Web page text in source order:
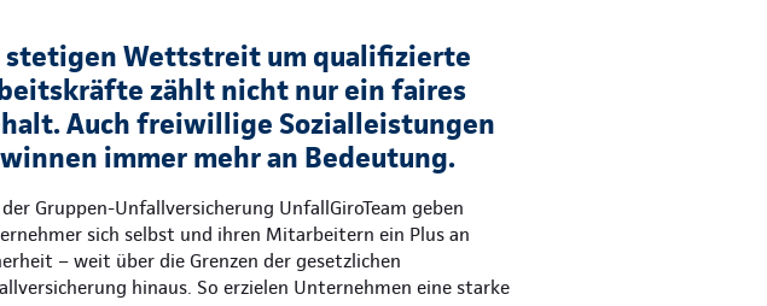
stetigen Wettstreit um qualifizierte
zählt nicht nur ein faires
Auch freiwillige Sozialleistungen
immer mehr an Bedeutung.
Gruppen-Unfallversicherung UnfallGiroTeam geben
sich selbst und ihren Mitarbeitern ein Plus an
– weit über die Grenzen der gesetzlichen
hinaus. So erzielen Unternehmen eine starke